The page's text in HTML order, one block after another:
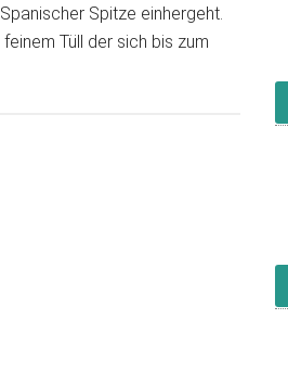
Spitze einhergeht.
Tüll der sich bis zum